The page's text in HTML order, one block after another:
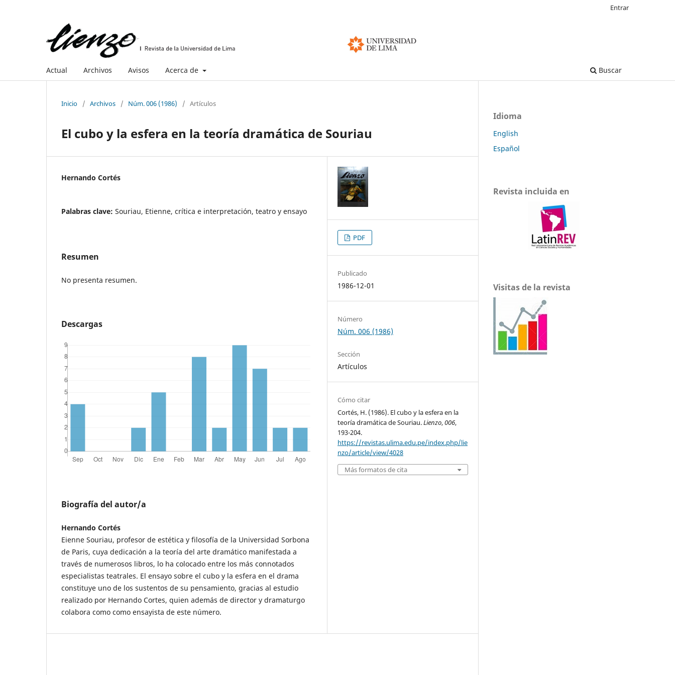
Actual Archivos Avisos Acerca de Buscar
Entrar
Inicio / Archivos / Núm. 006 (1986) / Artículos
El cubo y la esfera en la teoría dramática de Souriau
Hernando Cortés
Palabras clave: Souriau, Etienne, crítica e interpretación, teatro y ensayo
Resumen
No presenta resumen.
Descargas
Biografía del autor/a
Hernando Cortés
Eienne Souriau, profesor de estética y filosofía de la Universidad Sorbona
de Paris, cuya dedicación a la teoría del arte dramático manifestada a
través de numerosos libros, lo ha colocado entre los más connotados
especialistas teatrales. El ensayo sobre el cubo y la esfera en el drama
constituye uno de los sustentos de su pensamiento, gracias al estudio
realizado por Hernando Cortes, quien además de director y dramaturgo
colabora como como ensayista de este número.
PDF
Publicado
1986-12-01
Número
Núm. 006 (1986)
Sección
Artículos
Cómo citar
Cortés, H. (1986). El cubo y la esfera en la
teoría dramática de Souriau.Lienzo,006,
193-204.
https://revistas.ulima.edu.pe/index.php/lie
nzo/article/view/4028
Más formatos de cita
Idioma
English
Español
Revista incluida en
Visitas de la revista